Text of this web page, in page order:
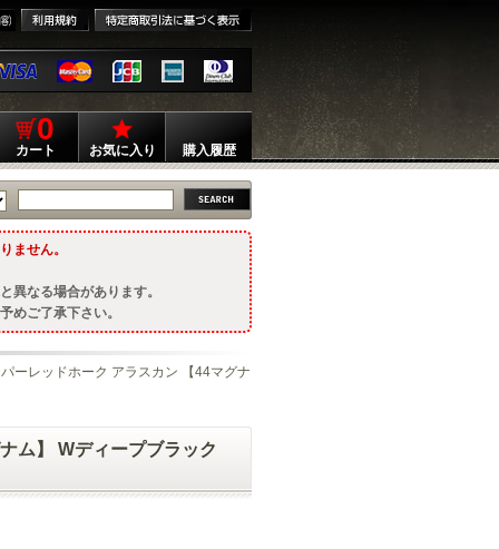
0
カート お気に入り 購入履歴
ません。
異なる場合があります。
めご了承下さい。
ーレッドホーク アラスカン 【44マグナ
ム】 Wディープブラック